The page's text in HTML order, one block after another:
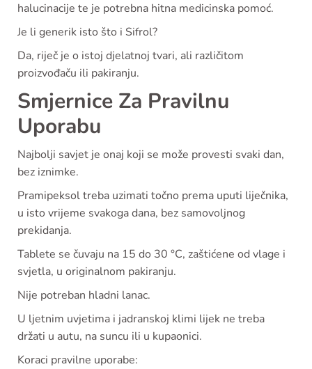
halucinacije te je potrebna hitna medicinska pomoć.
Je li generik isto što i Sifrol?
Da, riječ je o istoj djelatnoj tvari, ali različitom
proizvođaču ili pakiranju.
Smjernice Za Pravilnu
Uporabu
Najbolji savjet je onaj koji se može provesti svaki dan,
bez iznimke.
Pramipeksol treba uzimati točno prema uputi liječnika,
u isto vrijeme svakoga dana, bez samovoljnog
prekidanja.
Tablete se čuvaju na 15 do 30 °C, zaštićene od vlage i
svjetla, u originalnom pakiranju.
Nije potreban hladni lanac.
U ljetnim uvjetima i jadranskoj klimi lijek ne treba
držati u autu, na suncu ili u kupaonici.
Koraci pravilne uporabe: